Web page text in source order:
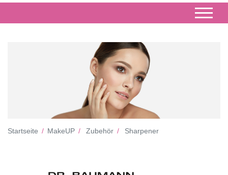
Startseite MakeUP Zubehör Sharpener